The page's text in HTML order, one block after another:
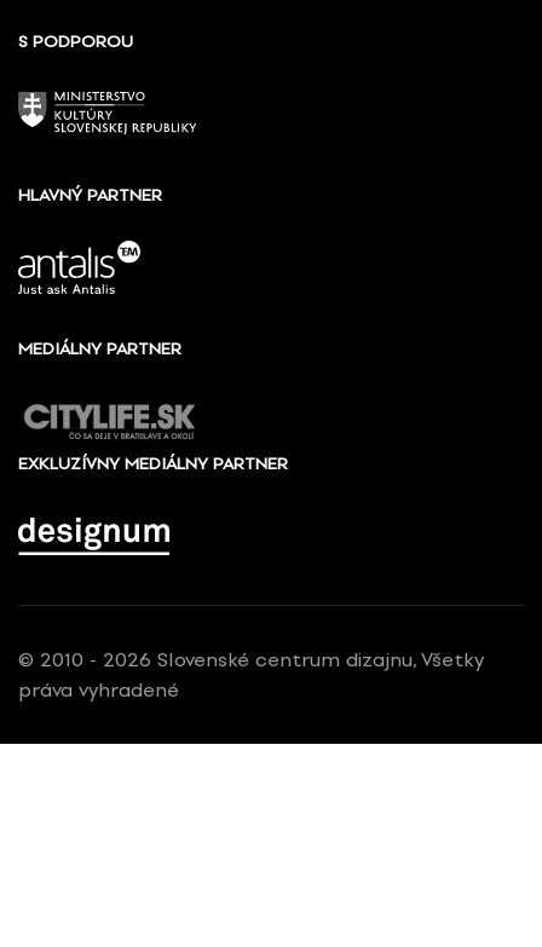
S PODPOROU
HLAVNÝ PARTNER
MEDIÁLNY PARTNER
EXKLUZÍVNY MEDIÁLNY PARTNER
© 2010 - 2026 Slovenské centrum dizajnu, Všetky
práva vyhradené